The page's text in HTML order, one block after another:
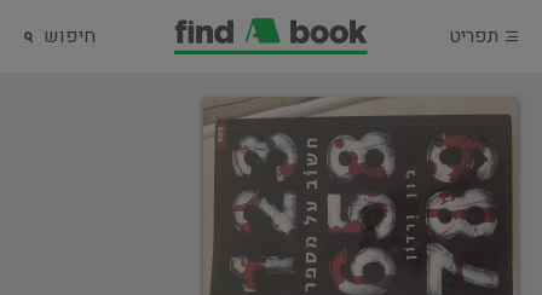
תפריט חיפוש